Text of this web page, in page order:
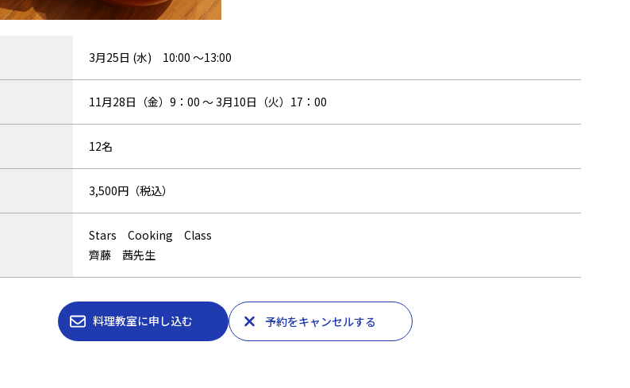
3月25日 (水) 10:00 ～13:00
11月28日（金）9：00 ～ 3月10日（火）17：00
12名
3,500円（税込）
Stars Cooking Class
齊藤 茜先生
料理教室に申し込む 予約をキャンセルする